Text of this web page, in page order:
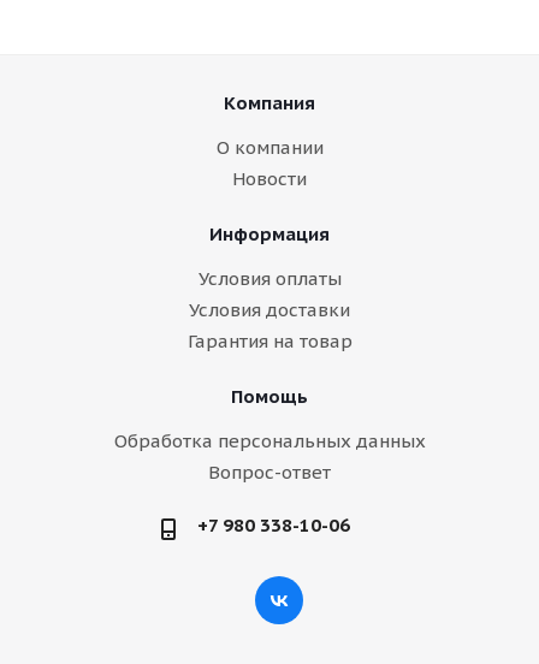
Компания
О компании
Новости
Информация
Условия оплаты
Условия доставки
Гарантия на товар
Помощь
Обработка персональных данных
Вопрос-ответ
+7 980 338-10-06